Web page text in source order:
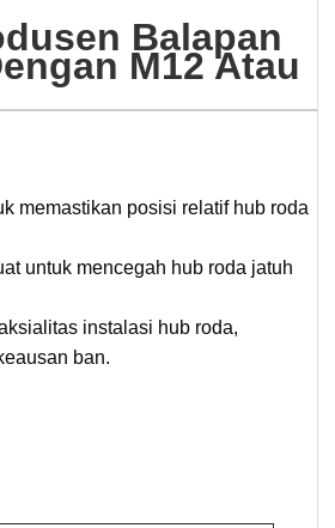
Balapan
M12 Atau
memastikan posisi relatif hub roda
untuk mencegah hub roda jatuh
instalasi hub roda,
ban.